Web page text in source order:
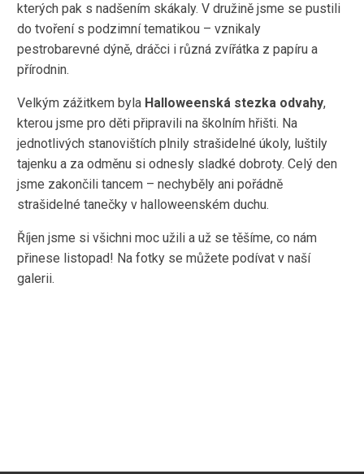
kterých pak s nadšením skákaly. V družině jsme se pustili
do tvoření s podzimní tematikou – vznikaly
pestrobarevné dýně, dráčci i různá zvířátka z papíru a
přírodnin.
Velkým zážitkem byla Halloweenská stezka odvahy,
kterou jsme pro děti připravili na školním hřišti. Na
jednotlivých stanovištích plnily strašidelné úkoly, luštily
tajenku a za odměnu si odnesly sladké dobroty. Celý den
jsme zakončili tancem – nechyběly ani pořádně
strašidelné tanečky v halloweenském duchu.
Říjen jsme si všichni moc užili a už se těšíme, co nám
přinese listopad! Na fotky se můžete podívat v naší
galerii.